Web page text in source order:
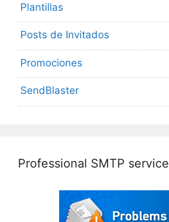
Plantillas
Posts de Invitados
Promociones
SendBlaster
Professional SMTP service